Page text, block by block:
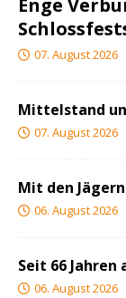
Enge
07. August 2026
Mittelstand
07. August 2026
Mit den
06. August 2026
Seit 66
06. August 2026